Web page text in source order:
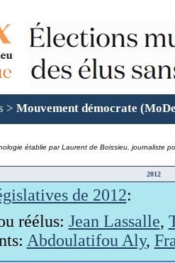
> Mouvement démocrate
établie par Laurent de Boissieu, journaliste
2012
de 2012:
réélus: Jean Lassalle,
Abdoulatifou Aly,